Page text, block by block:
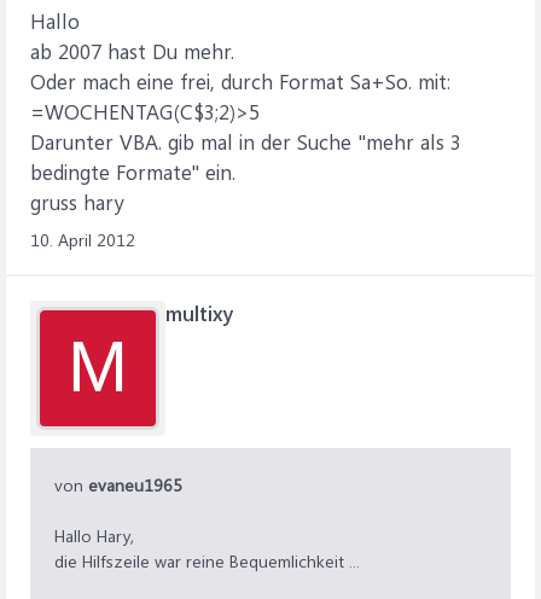
Hallo
ab 2007 hast Du mehr.
Oder mach eine frei, durch Format Sa+So. mit:
=WOCHENTAG(C$3;2)>5
Darunter VBA. gib mal in der Suche "mehr als 3
bedingte Formate" ein.
gruss hary
10. April 2012
M
multixy
von evaneu1965
Hallo Hary,
die Hilfszeile war reine Bequemlichkeit ...